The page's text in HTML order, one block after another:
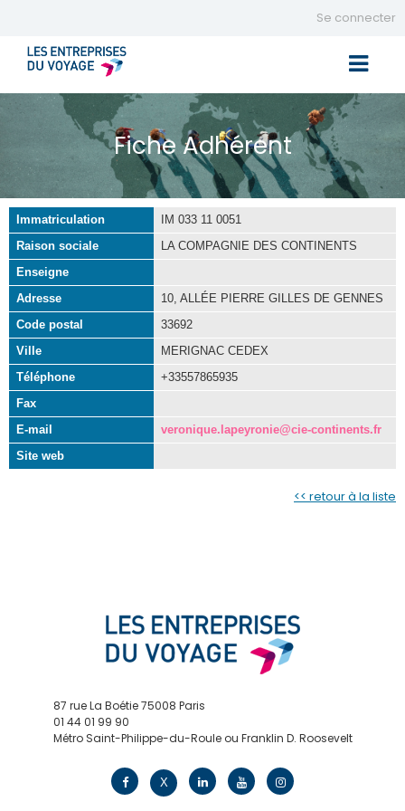
Se connecter
Fiche Adhérent
Immatriculation
IM 033 11 0051
Raison sociale
LA COMPAGNIE DES CONTINENTS
Enseigne
Adresse
10, ALLÉE PIERRE GILLES DE GENNES
Code postal
33692
Ville
MERIGNAC CEDEX
Téléphone
+33557865935
Fax
E-mail
veronique.lapeyronie@cie-continents.fr
Site web
<< retour à la liste
87 rue La Boétie 75008 Paris
01 44 01 99 90
Métro Saint-Philippe-du-Roule ou Franklin D. Roosevelt
X